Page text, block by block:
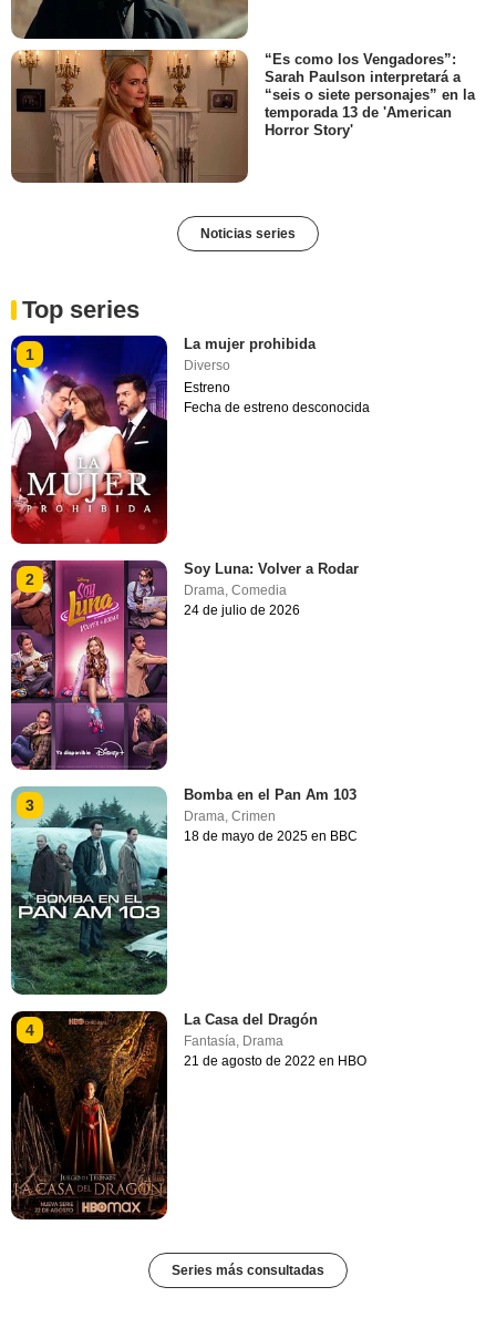
“Es como los Vengadores”:
Sarah Paulson interpretará a
“seis o siete personajes” en la
temporada 13 de 'American
Horror Story'
Noticias series
Top series
1
La mujer prohibida
Diverso
Estreno
Fecha de estreno desconocida
2
Soy Luna: Volver a Rodar
Drama,Comedia
24 de julio de 2026
3
Bomba en el Pan Am 103
Drama ,Crimen
18 de mayo de 2025 en BBC
4
La Casa del Dragón
Fantasía, Drama
21 de agosto de 2022 en HBO
Series más consultadas